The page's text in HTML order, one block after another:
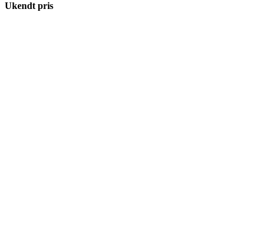
Ukendt pris